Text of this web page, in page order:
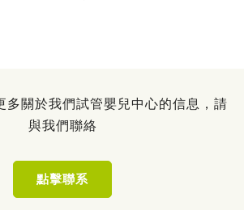
多關於我們試管嬰兒中心的信息，請
與我們聯絡
點擊聯系